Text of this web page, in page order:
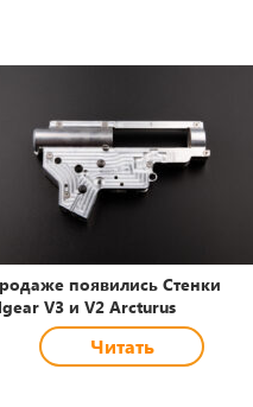
появились Стенки
V3 и V2 Arcturus
Читать